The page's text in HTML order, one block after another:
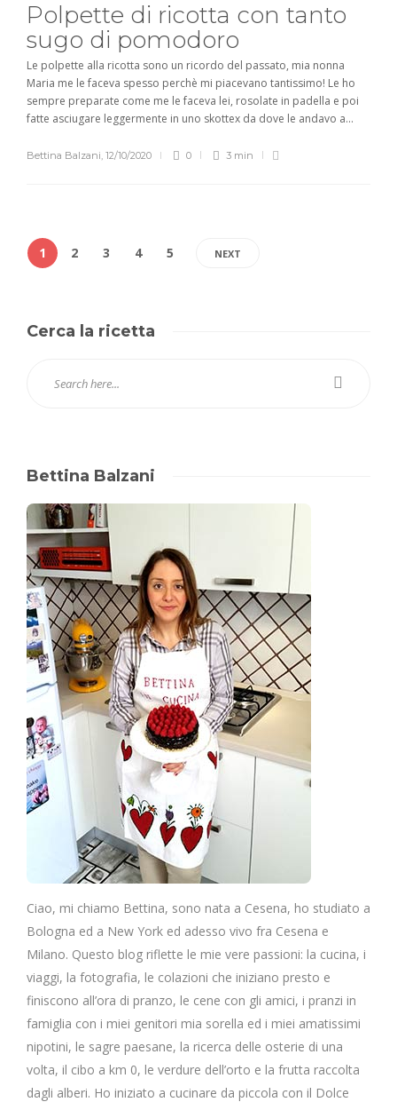
Polpette di ricotta con tanto
sugo di pomodoro
Le polpette alla ricotta sono un ricordo del passato, mia nonna
Maria me le faceva spesso perchè mi piacevano tantissimo! Le ho
sempre preparate come me le faceva lei, rosolate in padella e poi
fatte asciugare leggermente in uno skottex da dove le andavo a...
Bettina Balzani, 12/10/2020 0 3 min
1 2 3 4 5 NEXT
Cerca la ricetta
Bettina Balzani
Ciao, mi chiamo Bettina, sono nata a Cesena, ho studiato a
Bologna ed a New York ed adesso vivo fra Cesena e
Milano. Questo blog riflette le mie vere passioni: la cucina, i
viaggi, la fotografia, le colazioni che iniziano presto e
finiscono all’ora di pranzo, le cene con gli amici, i pranzi in
famiglia con i miei genitori mia sorella ed i miei amatissimi
nipotini, le sagre paesane, la ricerca delle osterie di una
volta, il cibo a km 0, le verdure dell’orto e la frutta raccolta
dagli alberi. Ho iniziato a cucinare da piccola con il Dolce